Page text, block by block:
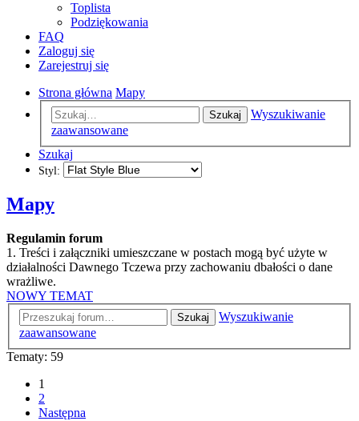
Toplista
Podziękowania
FAQ
Zaloguj się
Zarejestruj się
Strona główna Mapy
Szukaj
Wyszukiwanie
zaawansowane
Szukaj
Styl:
Mapy
Regulamin forum
1. Treści i załączniki umieszczane w postach mogą być użyte w
działalności Dawnego Tczewa przy zachowaniu dbałości o dane
wrażliwe.
NOWY TEMAT
Szukaj
Wyszukiwanie
zaawansowane
Tematy: 59
1
2
Następna